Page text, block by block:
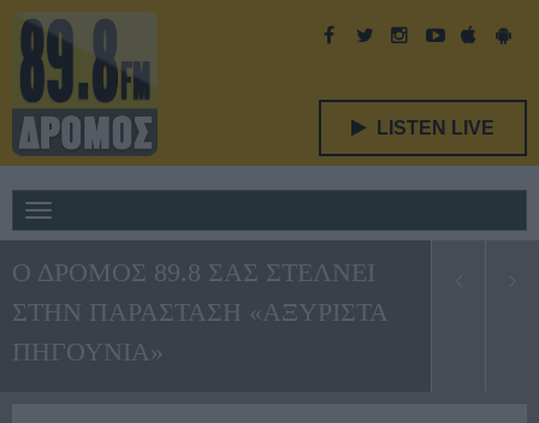
LISTEN LIVE
navigation
Ο ΔΡΟΜΟΣ 89.8 ΣΑΣ ΣΤΕΛΝΕΙ
ΣΤΗΝ ΠΑΡΑΣΤΑΣΗ «ΑΞΥΡΙΣΤΑ
ΠΗΓΟΥΝΙΑ»